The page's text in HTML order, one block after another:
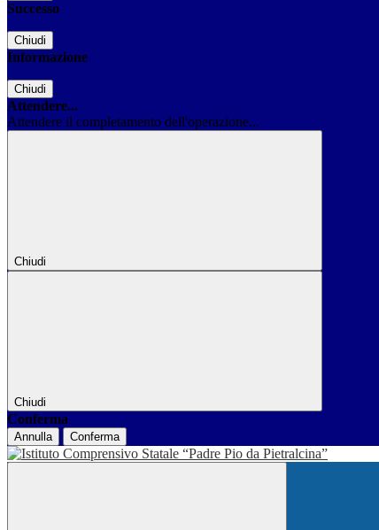
Successo
Chiudi
Informazione
Chiudi
Attendere...
Attendere il completamento dell'operazione...
Chiudi
Chiudi
Conferma
Annulla Conferma